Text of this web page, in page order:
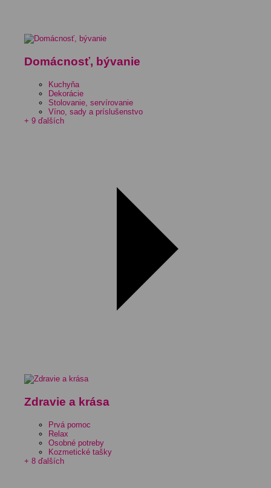
Domácnosť, bývanie
Kuchyňa
Dekorácie
Stolovanie, servírovanie
Víno, sady a príslušenstvo
+ 9 ďalších
Zdravie a krása
Prvá pomoc
Relax
Osobné potreby
Kozmetické tašky
+ 8 ďalších